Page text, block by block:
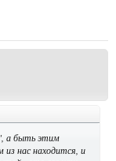
а быть этим
нас находится, и